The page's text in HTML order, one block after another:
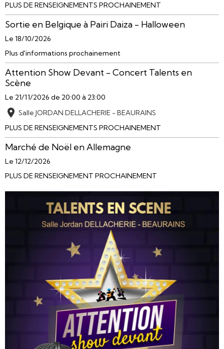
PLUS DE RENSEIGNEMENTS PROCHAINEMENT
Sortie en Belgique à Pairi Daiza - Halloween
Le 18/10/2026
Plus d'informations prochainement
Attention Show Devant - Concert Talents en
Scène
Le 21/11/2026 de 20:00 à 23:00
Salle JORDAN DELLACHERIE - BEAURAINS
PLUS DE RENSEIGNEMENTS PROCHAINEMENT
Marché de Noël en Allemagne
Le 12/12/2026
PLUS DE RENSEIGNEMENT PROCHAINEMENT